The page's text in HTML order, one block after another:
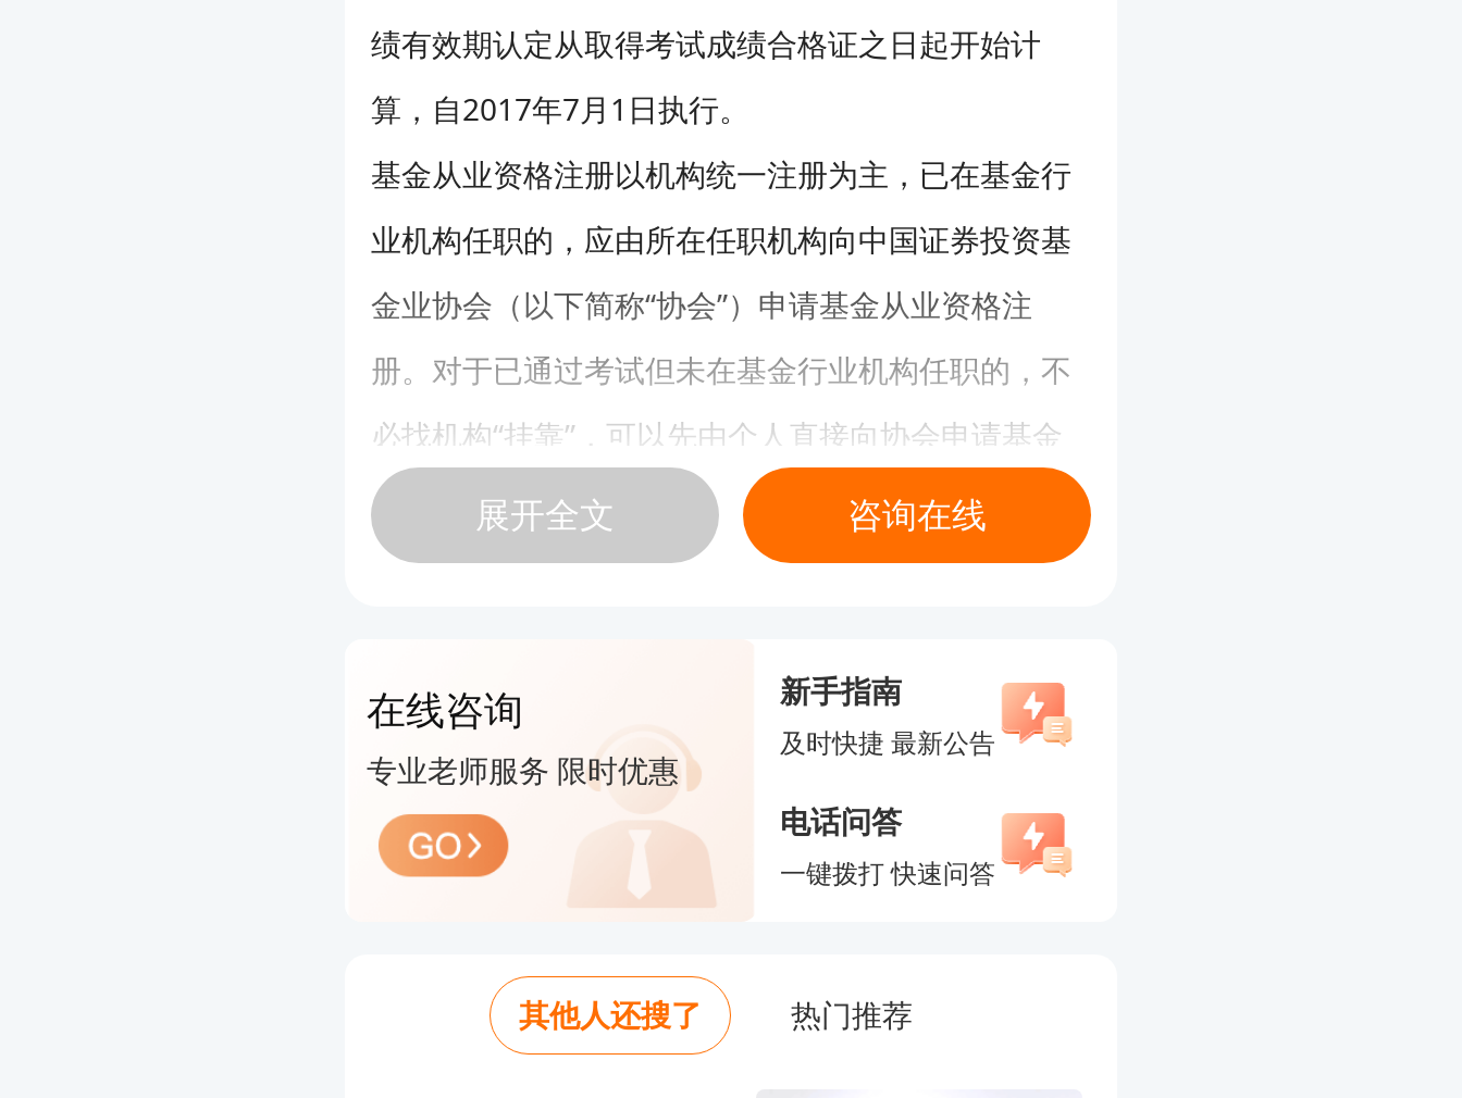
绩有效期认定从取得考试成绩合格证之日起开始计
算，自2017年7月1日执行。
基金从业资格注册以机构统一注册为主，已在基金行
业机构任职的，应由所在任职机构向中国证券投资基
金业协会（以下简称“协会”）申请基金从业资格注
册。对于已通过考试但未在基金行业机构任职的，不
必找机构“挂靠”，可以先由个人直接向协会申请基金
从业资格注册，在相关机构任职后，由所在任职机构
向协会申请变更。
17年一季度完成系统升级，届时将全面开放办理私募
基金管理机构的人员从业资格注册，具体注册流程另
行通知。
根据《关于基金从业资格考试有关事项的通知》（中
从业资格相关科目考试的，可以在考试通过后的4年内
展开全文 咨询在线
在线咨询
专业老师服务 限时优惠
新手指南
及时快捷 最新公告
电话问答
一键拨打 快速问答
其他人还搜了 热门推荐